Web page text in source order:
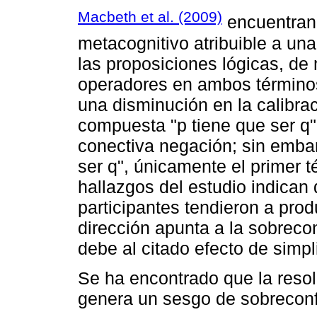
Macbeth et al. (2009)
metacognitivo atribuible a
las proposiciones lógicas,
operadores en ambos
una disminución en la
compuesta "p tiene que ser
conectiva negación; sin
ser q", únicamente el primer
hallazgos del estudio indican
participantes tendieron a
dirección apunta a la
debe al citado efecto de
Se ha encontrado que la
genera un sesgo de